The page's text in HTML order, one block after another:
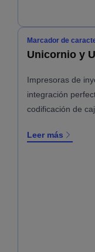
Marcador de
Unicornio y
Impresoras de
integración
codificación de
Leer más